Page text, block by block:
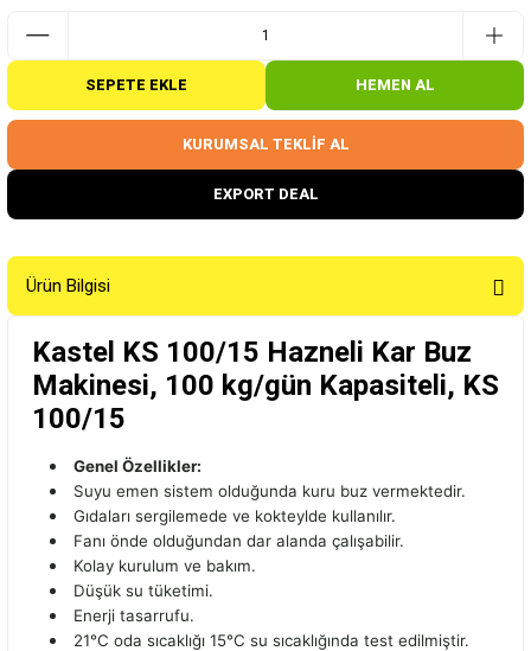
SEPETE EKLE HEMEN AL
KURUMSAL TEKLİF AL
EXPORT DEAL
Ürün Bilgisi
Kastel KS 100/15 Hazneli Kar Buz
Makinesi, 100 kg/gün Kapasiteli, KS
100/15
Genel Özellikler:
Suyu emen sistem olduğunda kuru buz vermektedir.
Gıdaları sergilemede ve kokteylde kullanılır.
Fanı önde olduğundan dar alanda çalışabilir.
Kolay kurulum ve bakım.
Düşük su tüketimi.
Enerji tasarrufu.
21°C oda sıcaklığı 15°C su sıcaklığında test edilmiştir.